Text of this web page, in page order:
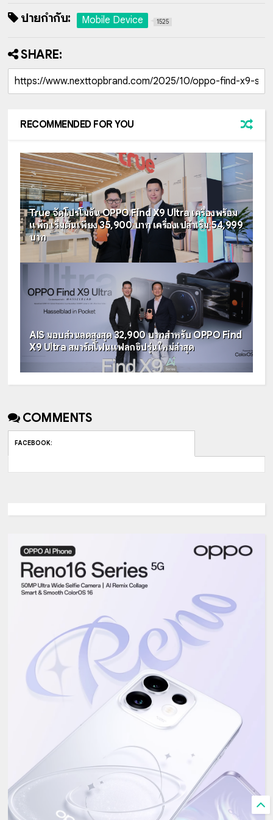
ป้ายกำกับ: Mobile Device 1525
SHARE:
RECOMMENDED FOR YOU
True จัดโปรโมชัน OPPO Find X9 Ultra เครื่องพร้อม
แพ็ก เริ่มต้นเพียง 35,900 บาท เครื่องเปล่าเริ่ม 54,999
บาท
AIS มอบส่วนลดสูงสุด 32,900 บาทสำหรับ OPPO Find
X9 Ultra สมาร์ตโฟนแฟลกชิปรุ่นใหม่ล่าสุด
COMMENTS
FACEBOOK: